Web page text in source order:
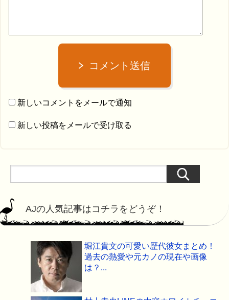
コメント送信
新しいコメントをメールで通知
新しい投稿をメールで受け取る
AJの人気記事はコチラをどうぞ！
堀江貴文の可愛い歴代彼女まとめ！
過去の熱愛や元カノの現在や画像
は？...